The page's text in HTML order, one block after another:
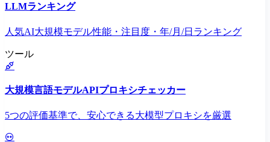
LLMランキング
人気AI大規模モデル性能・注目度・年/月/日ランキング
ツール
大規模言語モデルAPIプロキシチェッカー
5つの評価基準で、安心できる大模型プロキシを厳選